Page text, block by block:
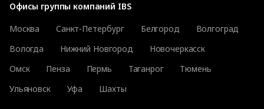
Офисы группы компаний IBS
Москва
Санкт-Петербург Белгород
Волгоград
Вологда
Нижний Новгород
Новочеркасск
Омск
Пенза Пермь Таганрог
Тюмень
Ульяновск
Уфа Шахты